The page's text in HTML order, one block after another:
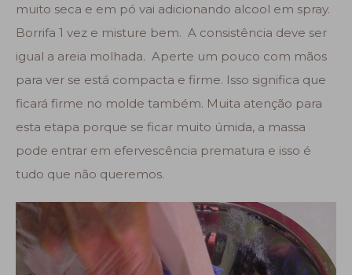
muito seca e em pó vai adicionando alcool em spray.
Borrifa 1 vez e misture bem. A consistência deve ser
igual a areia molhada. Aperte um pouco com mãos
para ver se está compacta e firme. Isso significa que
ficará firme no molde também. Muita atenção para
esta etapa porque se ficar muito úmida, a massa
pode entrar em efervescência prematura e isso é
tudo que não queremos.